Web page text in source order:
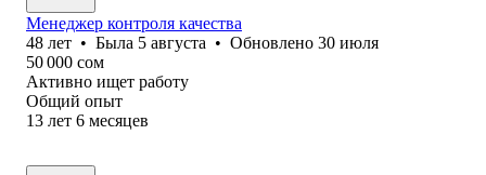
Менеджер контроля качества
48 лет • Была 5 августа • Обновлено 30 июля
50 000 сом
Активно ищет работу
Общий опыт
13 лет 6 месяцев